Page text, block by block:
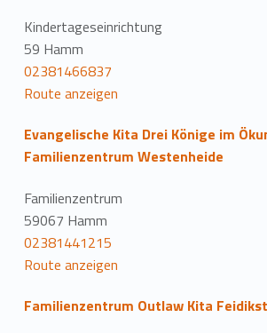
Kindertageseinrichtung
59 Hamm
02381466837
Route anzeigen
Evangelische Kita Drei Könige im
Familienzentrum Westenheide
Familienzentrum
59067 Hamm
02381441215
Route anzeigen
Familienzentrum Outlaw Kita